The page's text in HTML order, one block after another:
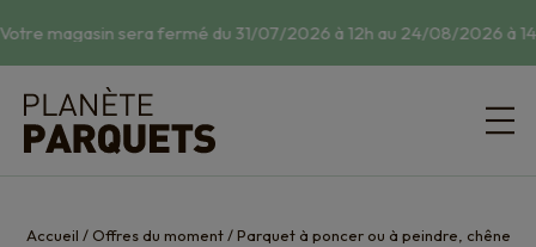
magasin sera fermé du 31/07/2026 à 12h au 24/08/2026 à
Accueil / Offres du moment/Parquet à poncer ou à peindre, chêne